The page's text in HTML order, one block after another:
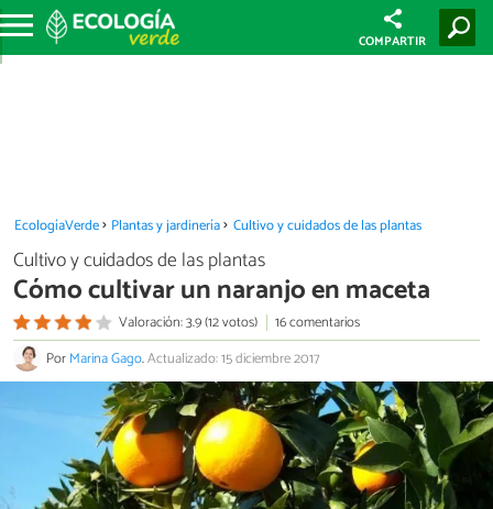
COMPARTIR
EcologíaVerde Plantas y jardinería Cultivo y cuidados de las plantas
Cultivo y cuidados de las plantas
Cómo cultivar un naranjo en maceta
Valoración: 3.9 (12 votos)
16 comentarios
PorMarina Gago.Actualizado: 15 diciembre 2017